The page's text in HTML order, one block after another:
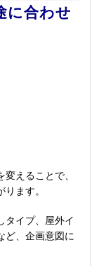
に合わせ
えることで、
ます。
タイプ、屋外イ
ど、企画意図に